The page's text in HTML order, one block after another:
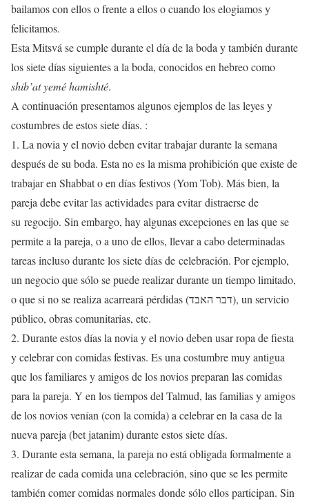
bailamos con ellos o frente a ellos o cuando los elogiamos y
felicitamos.
Esta Mitsvá se cumple durante el día de la boda y también durante
los siete días siguientes a la boda, conocidos en hebreo como
shib’at yemé hamishté.
A continuación presentamos algunos ejemplos de las leyes y
costumbres de estos siete días. :
1. La novia y el novio deben evitar trabajar durante la semana
después de su boda. Esta no es la misma prohibición que existe de
trabajar en Shabbat o en días festivos (Yom Tob). Más bien, la
pareja debe evitar las actividades para evitar distraerse de
su regocijo. Sin embargo, hay algunas excepciones en las que se
permite a la pareja, o a uno de ellos, llevar a cabo determinadas
tareas incluso durante los siete días de celebración. Por ejemplo,
un negocio que sólo se puede realizar durante un tiempo limitado,
o que si no se realiza acarreará pérdidas (דבר האבד), un servicio
público, obras comunitarias, etc.
2. Durante estos días la novia y el novio deben usar ropa de fiesta
y celebrar con comidas festivas. Es una costumbre muy antigua
que los familiares y amigos de los novios preparan las comidas
para la pareja. Y en los tiempos del Talmud, las familias y amigos
de los novios venían (con la comida) a celebrar en la casa de la
nueva pareja (bet jatanim) durante estos siete días.
3. Durante esta semana, la pareja no está obligada formalmente a
realizar de cada comida una celebración, sino que se les permite
también comer comidas normales donde sólo ellos participan. Sin